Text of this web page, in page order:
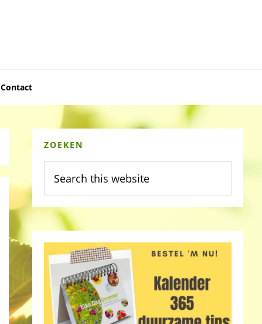
Contact
Primary
Sidebar
ZOEKEN
this
website